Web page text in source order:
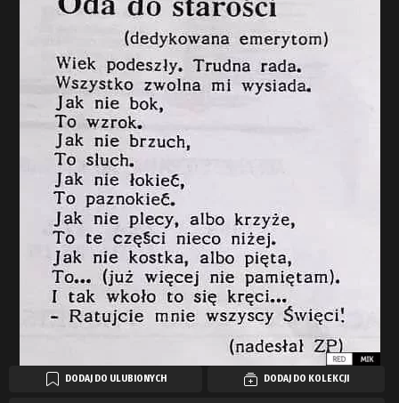
DODAJ DO ULUBIONYCH DODAJ DO KOLEKCJI